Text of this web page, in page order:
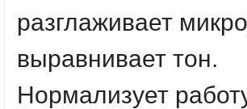
разглаживает
выравнивает тон.
Нормализует